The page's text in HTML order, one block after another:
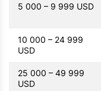
5 000 – 9 999 USD
10 000 – 24 999
USD
25 000 – 49 999
USD